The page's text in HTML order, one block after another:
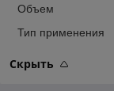
Объем
Тип применения
Скрыть